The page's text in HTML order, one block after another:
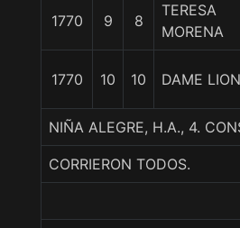
1770 9 8
TERESA
MORENA
1770 10 10 DAME
NIÑA ALEGRE, H.A., 4.
CORRIERON TODOS.